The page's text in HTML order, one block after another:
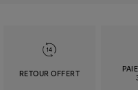
RETOUR OFFERT